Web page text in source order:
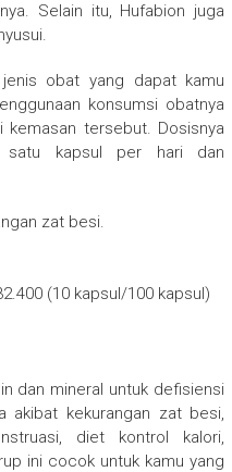
Selain itu, Hufabion juga
obat yang dapat kamu
konsumsi obatnya
kemasan tersebut. Dosisnya
satu kapsul per hari dan
zat besi.
(10 kapsul/100 kapsul)
dan mineral untuk defisiensi
akibat kekurangan zat besi,
diet kontrol kalori,
ini cocok untuk kamu yang